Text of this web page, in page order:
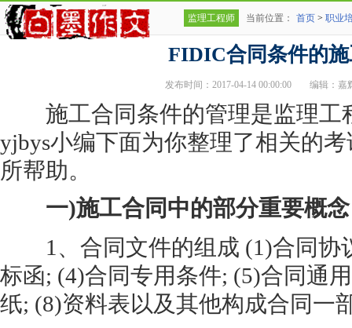
监理工程师 当前位置： 首页 > 职业
FIDIC合同条件的
发布时间：2017-04-14 00:00:00 编辑：嘉
施工合同条件的管理是监理工
yjbys小编下面为你整理了相关的
所帮助。
一)施工合同中的部分重要概念
1、合同文件的组成 (1)合同协
标函; (4)合同专用条件; (5)合同通
纸; (8)资料表以及其他构成合同一